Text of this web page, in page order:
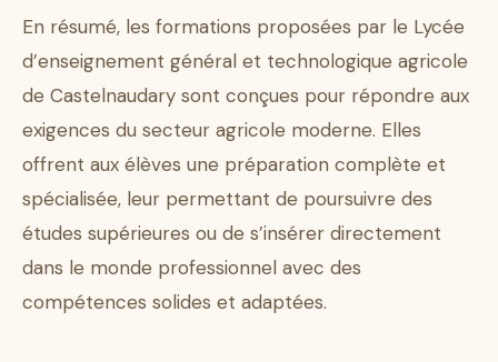
En résumé, les formations proposées par le Lycée
d’enseignement général et technologique agricole
de Castelnaudary sont conçues pour répondre aux
exigences du secteur agricole moderne. Elles
offrent aux élèves une préparation complète et
spécialisée, leur permettant de poursuivre des
études supérieures ou de s’insérer directement
dans le monde professionnel avec des
compétences solides et adaptées.